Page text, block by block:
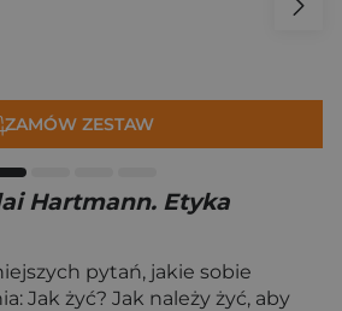
ZAMÓW ZESTAW
Hartmann. Etyka
pytań, jakie sobie
Jak żyć? Jak należy żyć, aby